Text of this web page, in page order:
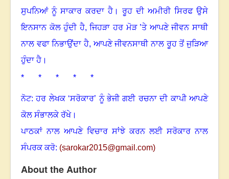
ਸੁਪਨਿਆਂ ਨੂੰ ਸਾਕਾਰ ਕਰਦਾ ਹੈ। ਰੂਹ ਦੀ ਅਮੀਰੀ ਸਿਰਫ ਉਸੇ
ਇਨਸਾਨ ਕੋਲ ਹੁੰਦੀ ਹੈ,ਜਿਹੜਾ ਹਰ ਮੋੜ ’ਤੇ ਆਪਣੇ ਜੀਵਨ ਸਾਥੀ
ਨਾਲ ਵਫਾ ਨਿਭਾਉਂਦਾ ਹੈ, ਆਪਣੇ ਜੀਵਨਸਾਥੀ ਨਾਲ ਰੂਹ ਤੋਂ ਜੁੜਿਆ
ਹੁੰਦਾ ਹੈ।
* * * * *
ਨੋਟ: ਹਰ ਲੇਖਕ ‘ਸਰੋਕਾਰ’ ਨੂੰ ਭੇਜੀ ਗਈ ਰਚਨਾ ਦੀ ਕਾਪੀ ਆਪਣੇ
ਕੋਲ ਸੰਭਾਲਕੇ ਰੱਖੇ।
ਪਾਠਕਾਂ ਨਾਲ ਆਪਣੇ ਵਿਚਾਰ ਸਾਂਝੇ ਕਰਨ ਲਈ ਸਰੋਕਾਰ ਨਾਲ
ਸੰਪਰਕ ਕਰੋ: (sarokar2015@gmail.com)
About the Author